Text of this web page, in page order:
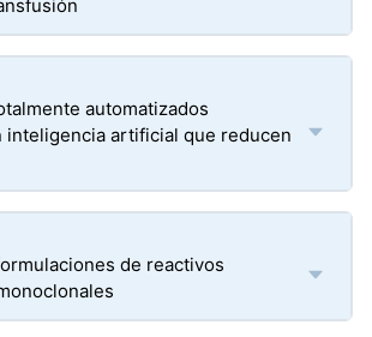
automatizados
inteligencia artificial que reducen
de reactivos